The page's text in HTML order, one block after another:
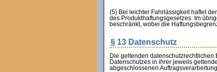
(5) Bei leichter Fahrlässigkeit haftet
des Produkthaftungsgesetzes. Im
beschränkt, wobei die
§ 13 Datenschutz
Die geltenden
Datenschutzes in ihrer jeweils
abgeschlossenen